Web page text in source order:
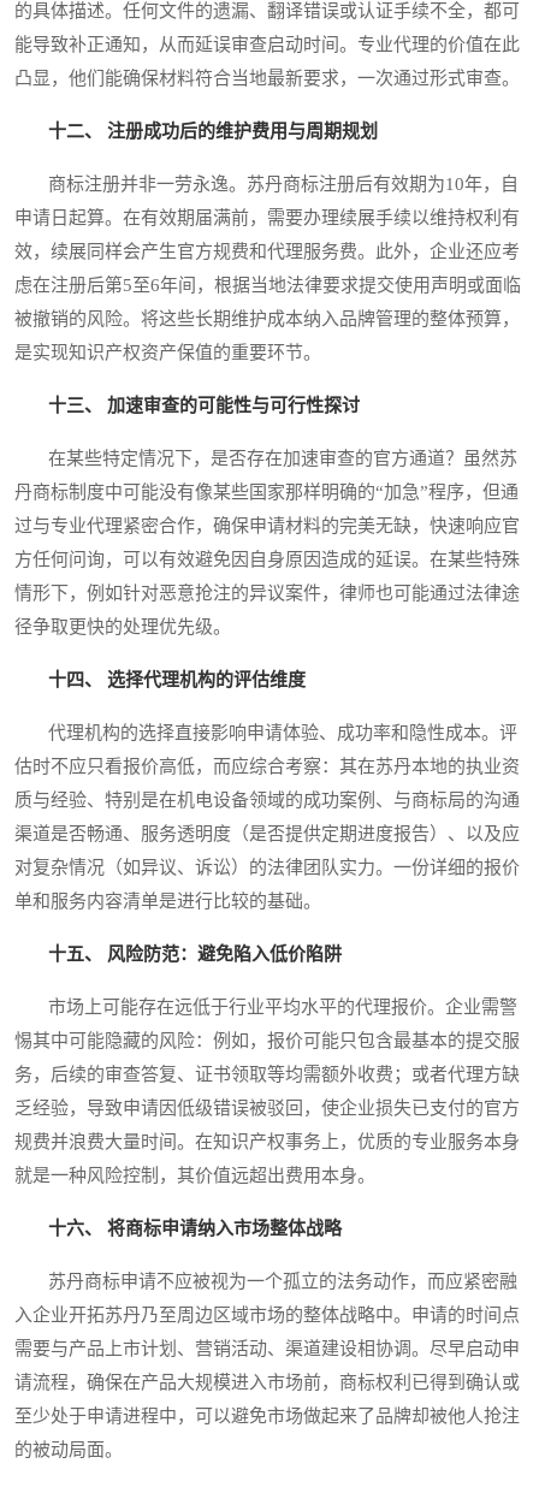
的具体描述。任何文件的遗漏、翻译错误或认证手续不全，都可
能导致补正通知，从而延误审查启动时间。专业代理的价值在此
凸显，他们能确保材料符合当地最新要求，一次通过形式审查。
十二、 注册成功后的维护费用与周期规划
商标注册并非一劳永逸。苏丹商标注册后有效期为10年，自
申请日起算。在有效期届满前，需要办理续展手续以维持权利有
效，续展同样会产生官方规费和代理服务费。此外，企业还应考
虑在注册后第5至6年间，根据当地法律要求提交使用声明或面临
被撤销的风险。将这些长期维护成本纳入品牌管理的整体预算，
是实现知识产权资产保值的重要环节。
十三、 加速审查的可能性与可行性探讨
在某些特定情况下，是否存在加速审查的官方通道？虽然苏
丹商标制度中可能没有像某些国家那样明确的“加急”程序，但通
过与专业代理紧密合作，确保申请材料的完美无缺，快速响应官
方任何问询，可以有效避免因自身原因造成的延误。在某些特殊
情形下，例如针对恶意抢注的异议案件，律师也可能通过法律途
径争取更快的处理优先级。
十四、 选择代理机构的评估维度
代理机构的选择直接影响申请体验、成功率和隐性成本。评
估时不应只看报价高低，而应综合考察：其在苏丹本地的执业资
质与经验、特别是在机电设备领域的成功案例、与商标局的沟通
渠道是否畅通、服务透明度（是否提供定期进度报告）、以及应
对复杂情况（如异议、诉讼）的法律团队实力。一份详细的报价
单和服务内容清单是进行比较的基础。
十五、 风险防范：避免陷入低价陷阱
市场上可能存在远低于行业平均水平的代理报价。企业需警
惕其中可能隐藏的风险：例如，报价可能只包含最基本的提交服
务，后续的审查答复、证书领取等均需额外收费；或者代理方缺
乏经验，导致申请因低级错误被驳回，使企业损失已支付的官方
规费并浪费大量时间。在知识产权事务上，优质的专业服务本身
就是一种风险控制，其价值远超出费用本身。
十六、 将商标申请纳入市场整体战略
苏丹商标申请不应被视为一个孤立的法务动作，而应紧密融
入企业开拓苏丹乃至周边区域市场的整体战略中。申请的时间点
需要与产品上市计划、营销活动、渠道建设相协调。尽早启动申
请流程，确保在产品大规模进入市场前，商标权利已得到确认或
至少处于申请进程中，可以避免市场做起来了品牌却被他人抢注
的被动局面。